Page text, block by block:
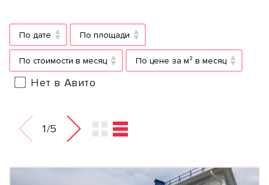
По дате По площади
По стоимости в месяц По цене за м² в месяц
Нет в Авито
1/5